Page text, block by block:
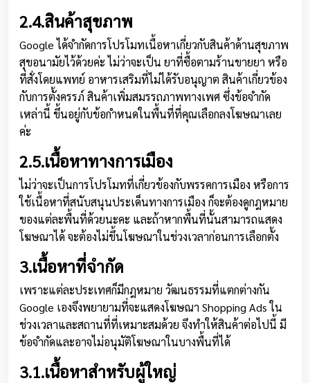
2.4.สินค้าสุขภาพ
Google ได้จำกัดการโปรโมทเนื้อหาเกี่ยวกับสินค้าด้านสุขภาพ
สุขอนามัยไว้ด้วยค่ะ ไม่ว่าจะเป็น ยาที่ซื้อตามร้านขายยา หรือ
ที่สั่งโดยแพทย์ อาหารเสริมที่ไม่ได้รับอนุญาต สินค้าเกี่ยวข้อง
กับการตั้งครรภ์ สินค้าเพิ่มสมรรถภาพทางเพศ ซึ่งข้อจำกัด
เหล่านี้ ขึ้นอยู่กับข้อกำหนดในพื้นที่ที่คุณเลือกลงโฆษณาเลย
ค่ะ
2.5.เนื้อหาทางการเมือง
ไม่ว่าจะเป็นการโปรโมทที่เกี่ยวข้องกับพรรคการเมือง หรือการ
ใช้เนื้อหาที่สนับสนุนประเด็นทางการเมือง ก็จะต้องดูกฎหมาย
ของแต่ละพื้นที่ด้วยนะคะ และถ้าหากพื้นที่นั้นสามารถแสดง
โฆษณาได้ จะต้องไม่ขึ้นโฆษณาในช่วงเวลาก่อนการเลือกตั้ง
3.เนื้อหาที่จำกัด
เพราะแต่ละประเทศก็มีกฎหมาย วัฒนธรรมที่แตกต่างกัน
Google เองจึงพยายามที่จะแสดงโฆษณา Shopping Ads ใน
ช่วงเวลาและสถานที่ที่เหมาะสมด้วย จึงทำให้สินค้าต่อไปนี้ มี
ข้อจำกัดและอาจไม่อนุมัติโฆษณาในบางพื้นที่ได้
3.1.เนื้อหาสำหรับผู้ใหญ่